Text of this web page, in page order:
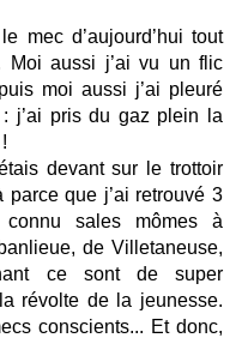
mec d’aujourd’hui tout
Moi aussi j’ai vu un flic
moi aussi j’ai pleuré
j’ai pris du gaz plein la
devant sur le trottoir
parce que j’ai retrouvé 3
sales mômes à
de Villetaneuse,
ce sont de super
révolte de la jeunesse.
conscients... Et donc,